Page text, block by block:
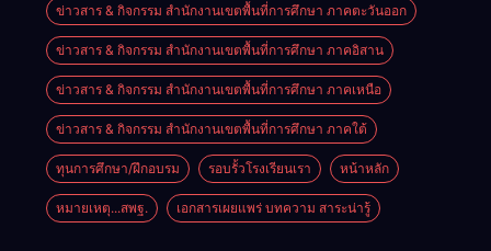
ข่าวสาร & กิจกรรม สำนักงานเขตพื้นที่การศึกษา ภาคตะวันออก
ข่าวสาร & กิจกรรม สำนักงานเขตพื้นที่การศึกษา ภาคอิสาน
ข่าวสาร & กิจกรรม สำนักงานเขตพื้นที่การศึกษา ภาคเหนือ
ข่าวสาร & กิจกรรม สำนักงานเขตพื้นที่การศึกษา ภาคใต้
ทุนการศึกษา/ฝึกอบรม รอบรั้วโรงเรียนเรา หน้าหลัก
หมายเหตุ...สพฐ. เอกสารเผยแพร่ บทความ สาระน่ารู้